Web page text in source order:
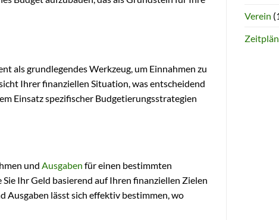
als grundlegendes Werkzeug, um Einnahmen zu
Ihrer finanziellen Situation, was entscheidend
Einsatz spezifischer Budgetierungsstrategien
und Ausgaben für einen bestimmten
Ihr Geld basierend auf Ihren finanziellen Zielen
Ausgaben lässt sich effektiv bestimmen, wo
Verein